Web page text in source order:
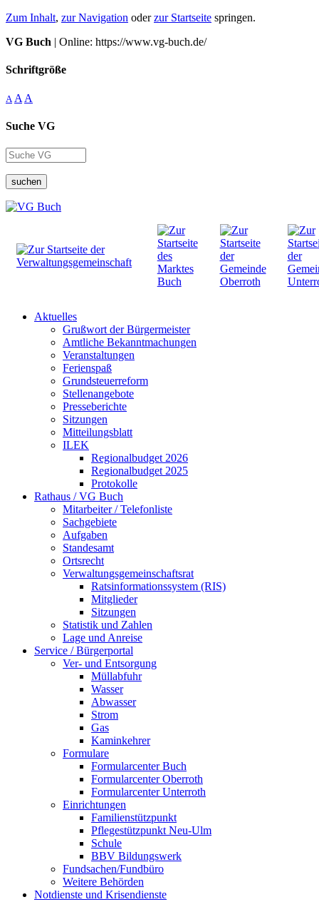
Zum Inhalt, zur Navigation oderzur Startseite springen.
VG Buch | Online: https://www.vg-buch.de/
Schriftgröße
A A A
Suche VG
suchen
Aktuelles
Grußwort der Bürgermeister
Amtliche Bekanntmachungen
Veranstaltungen
Ferienspaß
Grundsteuerreform
Stellenangebote
Presseberichte
Sitzungen
Mitteilungsblatt
ILEK
Regionalbudget 2026
Regionalbudget 2025
Protokolle
Rathaus / VG Buch
Mitarbeiter / Telefonliste
Sachgebiete
Aufgaben
Standesamt
Ortsrecht
Verwaltungsgemeinschaftsrat
Ratsinformationssystem (RIS)
Mitglieder
Sitzungen
Statistik und Zahlen
Lage und Anreise
Service / Bürgerportal
Ver- und Entsorgung
Müllabfuhr
Wasser
Abwasser
Strom
Gas
Kaminkehrer
Formulare
Formularcenter Buch
Formularcenter Oberroth
Formularcenter Unterroth
Einrichtungen
Familienstützpunkt
Pflegestützpunkt Neu-Ulm
Schule
BBV Bildungswerk
Fundsachen/Fundbüro
Weitere Behörden
Notdienste und Krisendienste